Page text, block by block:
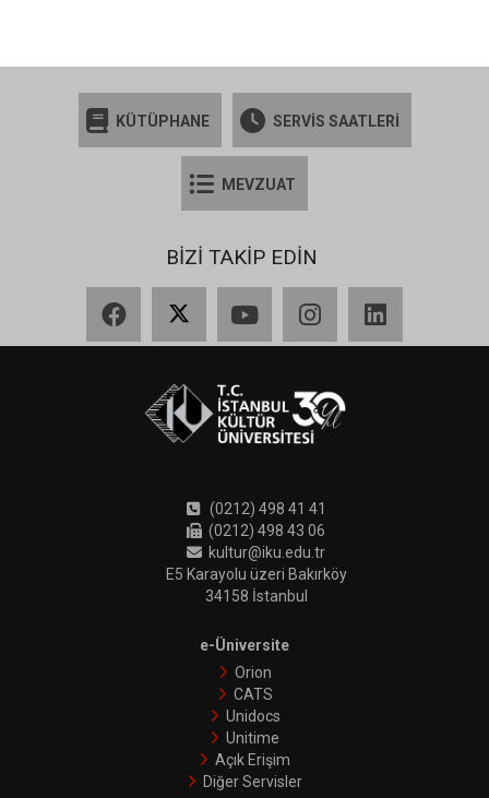
KÜTÜPHANE SERVİS SAATLERİ
MEVZUAT
BİZİ TAKİP EDİN
(0212) 498 41 41
(0212) 498 43 06
kultur@iku.edu.tr
E5 Karayolu üzeri Bakırköy
34158 İstanbul
e-Üniversite
Orion
CATS
Unidocs
Unitime
Açık Erişim
Diğer Servisler